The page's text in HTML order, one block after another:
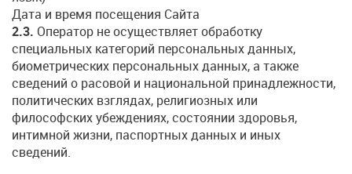
Дата и время посещения Сайта
2.3. Оператор не осуществляет обработку
специальных категорий персональных данных,
биометрических персональных данных, а также
сведений о расовой и национальной принадлежности,
политических взглядах, религиозных или
философских убеждениях, состоянии здоровья,
интимной жизни, паспортных данных и иных
сведений.